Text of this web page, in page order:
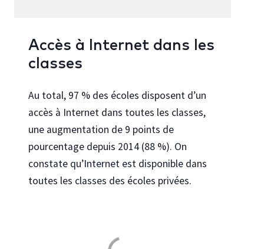
Accès à Internet dans les
classes
Au total, 97 % des écoles disposent d’un
accès à Internet dans toutes les classes,
une augmentation de 9 points de
pourcentage depuis 2014 (88 %). On
constate qu’Internet est disponible dans
toutes les classes des écoles privées.